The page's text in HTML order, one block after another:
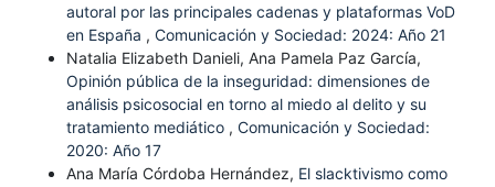
autoral por las principales cadenas y plataformas VoD
en España , Comunicación y Sociedad: 2024: Año 21
Natalia Elizabeth Danieli, Ana Pamela Paz García,
Opinión pública de la inseguridad: dimensiones de
análisis psicosocial en torno al miedo al delito y su
tratamiento mediático , Comunicación y Sociedad:
2020: Año 17
Ana María Córdoba Hernández, El slacktivismo como